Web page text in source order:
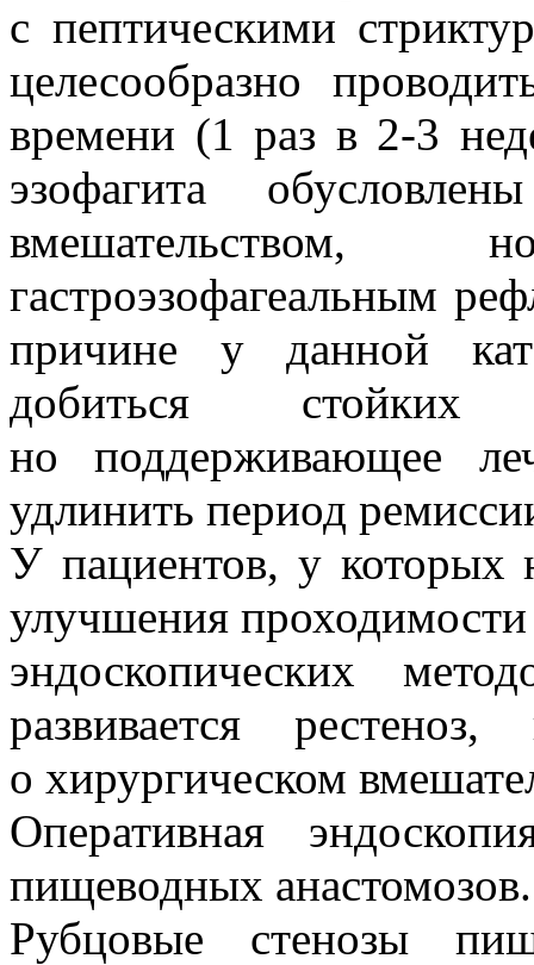
с пептическими
целесообразно
времени (1 раз в 2-3
эзофагита
гастроэзофагеальным
причине у данной
добиться стойких
но поддерживающее
удлинить период
У пациентов, у которых
улучшения
эндоскопических
развивается
о хирургическом
Оперативная
пищеводных анастомозов.
Рубцовые стенозы